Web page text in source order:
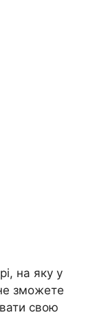
на яку у
зможете
свою